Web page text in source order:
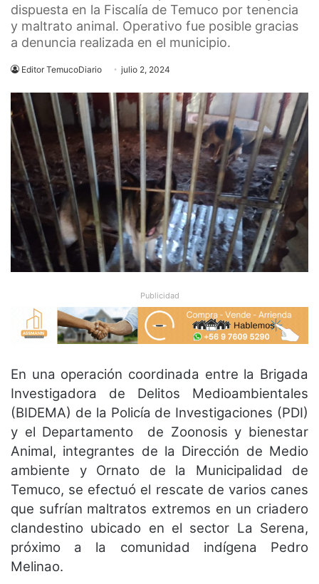
dispuesta en la Fiscalía de Temuco por tenencia
y maltrato animal. Operativo fue posible gracias
a denuncia realizada en el municipio.
Editor TemucoDiario julio 2, 2024
Publicidad
En una operación coordinada entre la Brigada
Investigadora de Delitos Medioambientales
(BIDEMA) de la Policía de Investigaciones (PDI)
y el Departamento de Zoonosis y bienestar
Animal, integrantes de la Dirección de Medio
ambiente y Ornato de la Municipalidad de
Temuco, se efectuó el rescate de varios canes
que sufrían maltratos extremos en un criadero
clandestino ubicado en el sector La Serena,
próximo a la comunidad indígena Pedro
Melinao.